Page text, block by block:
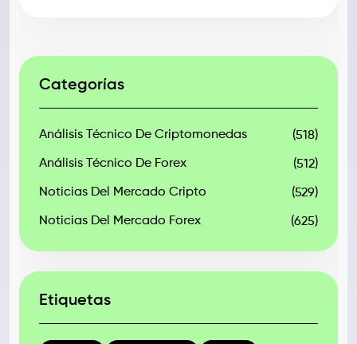
Categorías
Análisis Técnico De Criptomonedas (518)
Análisis Técnico De Forex (512)
Noticias Del Mercado Cripto (529)
Noticias Del Mercado Forex (625)
Etiquetas